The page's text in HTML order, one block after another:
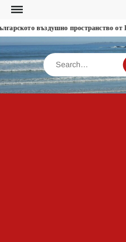
Skip
contentвъздушно пространство от
Search